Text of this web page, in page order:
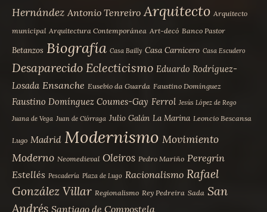
Hernández Antonio Tenreiro Arquitecto Arquitecto
municipal Arquitectura Contemporánea Art-decó Banco Pastor
Betanzos Biografía Casa Bailly Casa Carnicero Casa Escudero
Desaparecido Eclecticismo Eduardo Rodríguez-
Losada Ensanche Eusebio da Guarda Faustino Domínguez
Faustino Domínguez Coumes-Gay Ferrol Jesús López de Rego
Juana de Vega Juan de Ciórraga Julio Galán La Marina Leoncio Bescansa
Lugo Madrid Modernismo Movimiento
Moderno Neomedieval Oleiros Pedro Mariño Peregrín
Estellés Pescadería Plaza de Lugo Racionalismo Rafael
González Villar Regionalismo Rey Pedreira Sada San
Andrés Santiago de Compostela